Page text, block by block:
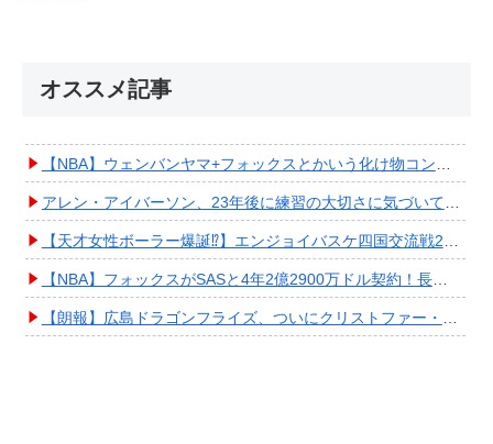
オススメ記事
【NBA】ウェンバンヤマ+フォックスとかいう化け物コンビが爆誕してしまうwwwwwwwwww
アレン・アイバーソン、23年後に練習の大切さに気づいてしまうwwwwwwwwwwww
【天才女性ボーラー爆誕⁉︎】エンジョイバスケ四国交流戦2025 in 香川③ #エアボーズ #427
【NBA】フォックスがSASと4年2億2900万ドル契約！長期確保しPO進出へ期待高まる
【朗報】広島ドラゴンフライズ、ついにクリストファー・スミス獲得キタ━━━━(ﾟ∀ﾟ)━━━━!!